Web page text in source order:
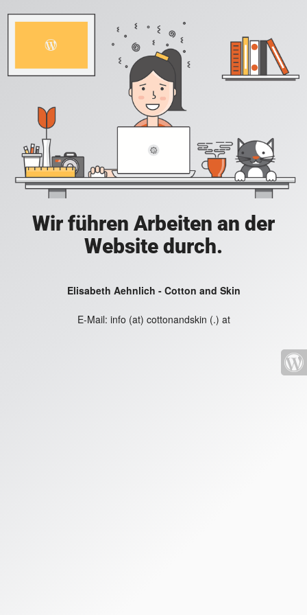
Wir führen Arbeiten an der
Website durch.
Elisabeth Aehnlich - Cotton and Skin
E-Mail: info (at) cottonandskin (.) at